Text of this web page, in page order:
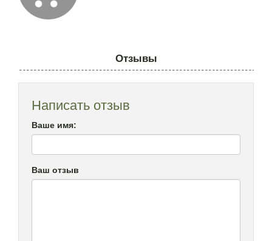
Отзывы
Написать отзыв
Ваше имя:
Ваш отзыв